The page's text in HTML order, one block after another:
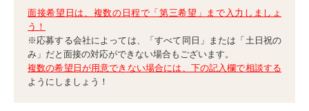
面接希望日は、複数の日程で「第三希望」まで入力しましょ
う！
※応募する会社によっては、「すべて同日」または「土日祝の
み」だと面接の対応ができない場合もございます。
複数の希望日が用意できない場合には、下の記入欄で相談する
ようにしましょう！